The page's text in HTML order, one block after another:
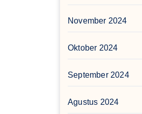
November 2024
Oktober 2024
September 2024
Agustus 2024